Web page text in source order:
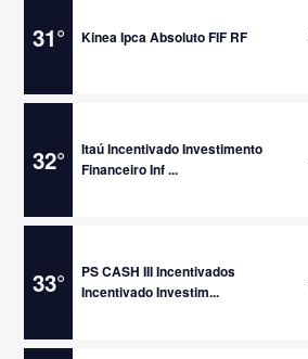
31° Kinea Ipca Absoluto FIF RF
32°
Itaú Incentivado Investimento
Financeiro Inf ...
33°
PS CASH III Incentivados
Incentivado Investim...